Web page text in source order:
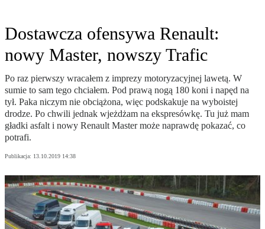
Dostawcza ofensywa Renault:
nowy Master, nowszy Trafic
Po raz pierwszy wracałem z imprezy motoryzacyjnej lawetą. W
sumie to sam tego chciałem. Pod prawą nogą 180 koni i napęd na
tył. Paka niczym nie obciążona, więc podskakuje na wyboistej
drodze. Po chwili jednak wjeżdżam na ekspresówkę. Tu już mam
gładki asfalt i nowy Renault Master może naprawdę pokazać, co
potrafi.
Publikacja: 13.10.2019 14:38